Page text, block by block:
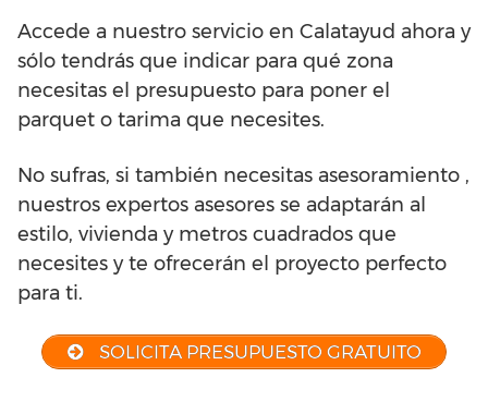
Accede a nuestro servicio en Calatayud ahora y
sólo tendrás que indicar para qué zona
necesitas el presupuesto para poner el
parquet o tarima que necesites.
No sufras, si también necesitas asesoramiento ,
nuestros expertos asesores se adaptarán al
estilo, vivienda y metros cuadrados que
necesites y te ofrecerán el proyecto perfecto
para ti.
SOLICITA PRESUPUESTO GRATUITO